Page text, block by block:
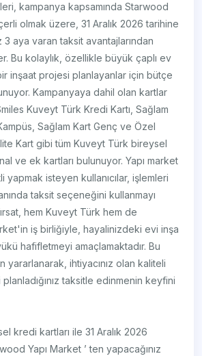
kampanya kapsamında Starwood
olmak üzere, 31 Aralık 2026 tarihine
aya varan taksit avantajlarından
Bu kolaylık, özellikle büyük çaplı ev
inşaat projesi planlayanlar için bütçe
Kampanyaya dahil olan kartlar
Kuveyt Türk Kredi Kartı, Sağlam
Sağlam Kart Genç ve Özel
Kart gibi tüm Kuveyt Türk bireysel
ve ek kartları bulunuyor. Yapı market
yapmak isteyen kullanıcılar, işlemleri
taksit seçeneğini kullanmayı
hem Kuveyt Türk hem de
iş birliğiyle, hayalinizdeki evi inşa
hafifletmeyi amaçlamaktadır. Bu
yararlanarak, ihtiyacınız olan kaliteli
taksitle edinmenin keyfini
kredi kartları ile 31 Aralık 2026
Yapı Market ’ ten yapacağınız